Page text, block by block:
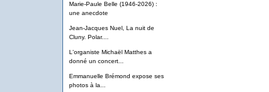
Marie-Paule Belle (1946-2026) :
une anecdote
Jean-Jacques Nuel, La nuit de
Cluny. Polar....
L'organiste Michaël Matthes a
donné un concert...
Emmanuelle Brémond expose ses
photos à la...